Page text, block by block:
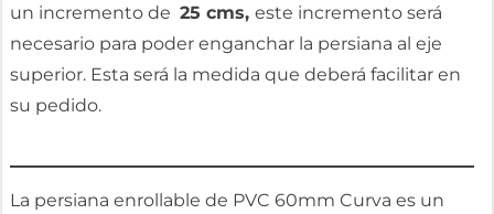
un incremento de25 cms,este incremento será
necesario para poder enganchar la persiana al eje
superior. Esta será la medida que deberá facilitar en
su pedido.
La persiana enrollable de PVC 60mm Curva es un